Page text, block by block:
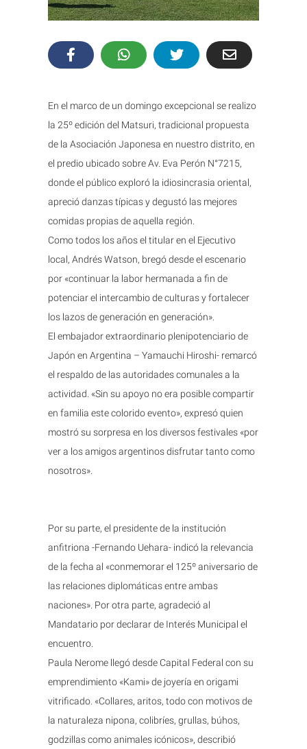
En el marco de un domingo excepcional se realizo
la 25º edición del Matsuri, tradicional propuesta
de la Asociación Japonesa en nuestro distrito, en
el predio ubicado sobre Av. Eva Perón N°7215,
donde el público exploró la idiosincrasia oriental,
apreció danzas típicas y degustó las mejores
comidas propias de aquella región.
Como todos los años el titular en el Ejecutivo
local, Andrés Watson, bregó desde el escenario
por «continuar la labor hermanada a fin de
potenciar el intercambio de culturas y fortalecer
los lazos de generación en generación».
El embajador extraordinario plenipotenciario de
Japón en Argentina – Yamauchi Hiroshi- remarcó
el respaldo de las autoridades comunales a la
actividad. «Sin su apoyo no era posible compartir
en familia este colorido evento», expresó quien
mostró su sorpresa en los diversos festivales «por
ver a los amigos argentinos disfrutar tanto como
nosotros».
Por su parte, el presidente de la institución
anfitriona -Fernando Uehara- indicó la relevancia
de la fecha al «conmemorar el 125º aniversario de
las relaciones diplomáticas entre ambas
naciones». Por otra parte, agradeció al
Mandatario por declarar de Interés Municipal el
encuentro.
Paula Nerome llegó desde Capital Federal con su
emprendimiento «Kami» de joyería en origami
vitrificado. «Collares, aritos, todo con motivos de
la naturaleza nipona, colibríes, grullas, búhos,
godzillas como animales icónicos», describió